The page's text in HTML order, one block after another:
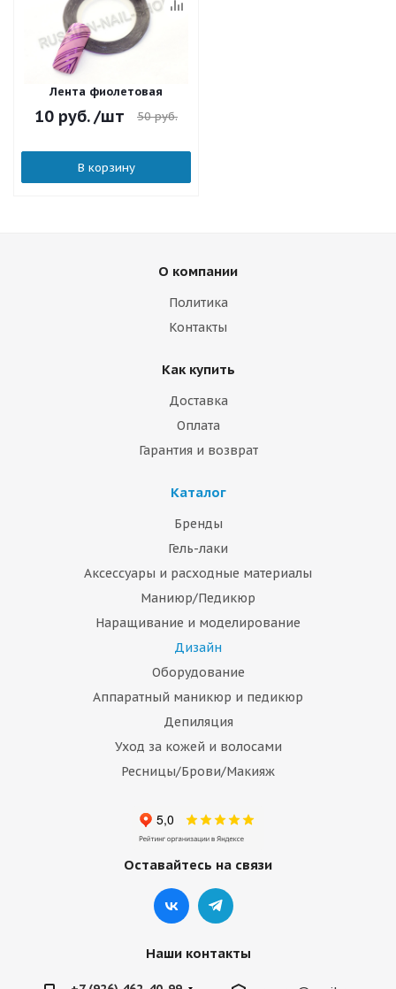
Лента фиолетовая
10 руб. /шт 50руб.
В корзину
О компании
Политика
Контакты
Как купить
Доставка
Оплата
Гарантия и возврат
Каталог
Бренды
Гель-лаки
Аксессуары и расходные материалы
Маниюр/Педикюр
Наращивание и моделирование
Дизайн
Оборудование
Аппаратный маникюр и педикюр
Депиляция
Уход за кожей и волосами
Ресницы/Брови/Макияж
Оставайтесь на связи
Наши контакты